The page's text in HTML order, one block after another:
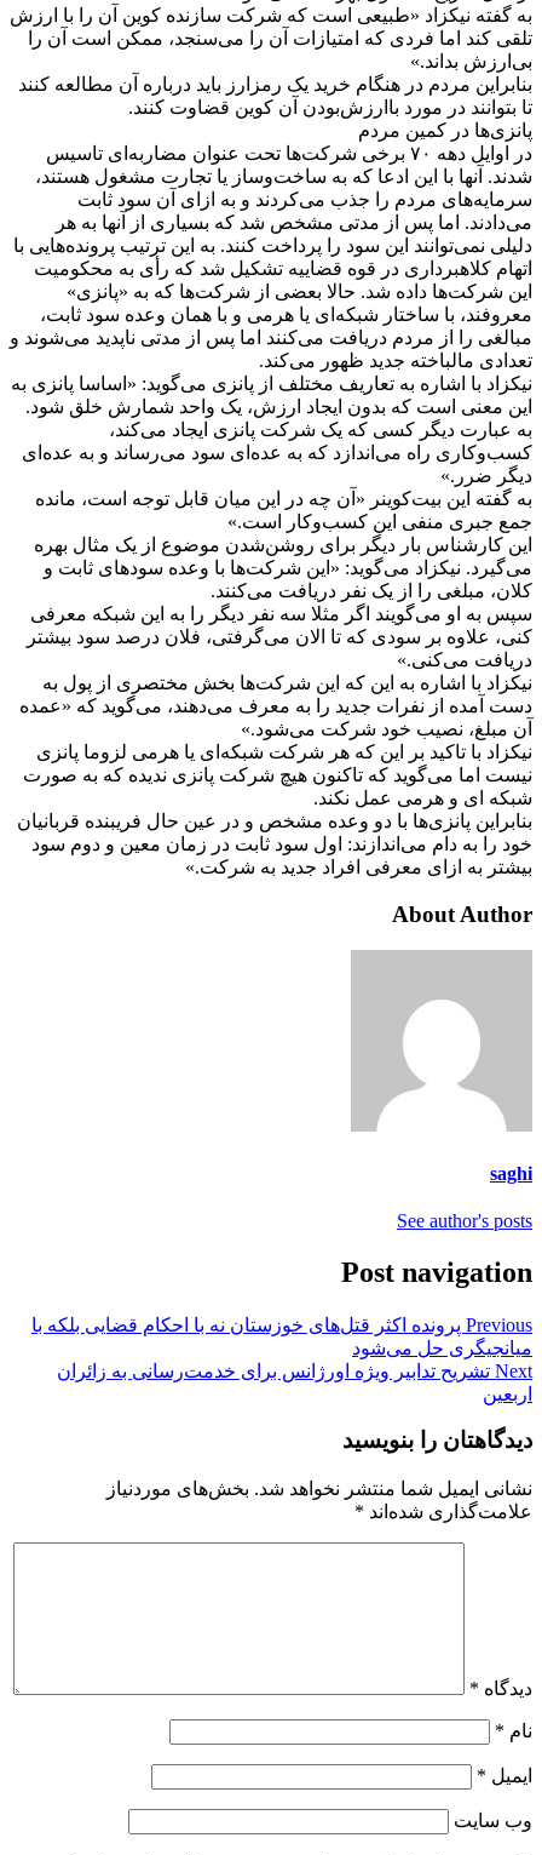
به گفته نیکزاد «طبیعی است که شرکت سازنده کوین آن را با ارزش
تلقی کند اما فردی که امتیازات آن را می‌سنجد، ممکن است آن را
بی‌ارزش بداند.»
بنابراین مردم در هنگام خرید یک رمزارز باید درباره آن مطالعه کنند
تا بتوانند در مورد باارزش‌بودن آن کوین قضاوت کنند.
پانزی‌ها در کمین مردم
در اوایل دهه ۷۰ برخی شرکت‌ها تحت عنوان مضاربه‌ای تاسیس
شدند. آنها با این ادعا که به ساخت‌وساز یا تجارت مشغول هستند،
سرمایه‌های مردم را جذب می‌کردند و به ازای آن سود ثابت
می‌دادند. اما پس از مدتی مشخص شد که بسیاری از آنها به هر
دلیلی نمی‌توانند این سود را پرداخت کنند. به این ترتیب پرونده‌هایی با
اتهام کلاهبرداری در قوه قضاییه تشکیل شد که رأی به محکومیت
این شرکت‌ها داده شد. حالا بعضی از شرکت‌ها که به «پانزی»
معروفند، با ساختار شبکه‌ای یا هرمی و با همان وعده سود ثابت،
مبالغی را از مردم دریافت می‌کنند اما پس از مدتی ناپدید می‌شوند و
تعدادی مالباخته جدید ظهور می‌کند.
نیکزاد با اشاره به تعاریف مختلف از پانزی می‌گوید: «اساسا پانزی به
این معنی است که بدون ایجاد ارزش، یک واحد شمارش خلق شود.
به عبارت دیگر کسی که یک شرکت پانزی ایجاد می‌کند،
کسب‌وکاری راه می‌اندازد که به عده‌ای سود می‌رساند و به عده‌ای
دیگر ضرر.»
به گفته این بیت‌کوینر «آن‌ چه در این میان قابل توجه است، مانده
جمع جبری منفی این کسب‌وکار است.»
این کارشناس بار دیگر برای روشن‌شدن موضوع از یک مثال بهره
می‌گیرد. نیکزاد می‌گوید: «این شرکت‌ها با وعده سودهای ثابت و
کلان، مبلغی را از یک نفر دریافت می‌کنند.
سپس به او می‌گویند اگر مثلا سه نفر دیگر را به این شبکه معرفی
کنی، علاوه بر سودی که تا الان می‌گرفتی، فلان درصد سود بیشتر
دریافت می‌کنی.»
نیکزاد با اشاره به این که این شرکت‌ها بخش مختصری از پول به
دست آمده از نفرات جدید را به معرف می‌دهند، می‌گوید که «عمده
آن مبلغ، نصیب خود شرکت می‌شود.»
نیکزاد با تاکید بر این که هر شرکت شبکه‌ای یا هرمی لزوما پانزی
نیست اما می‌گوید که تاکنون هیچ شرکت پانزی ندیده که به صورت
شبکه ای و هرمی عمل نکند.
بنابراین پانزی‌ها با دو وعده مشخص و در عین حال فریبنده قربانیان
خود را به دام می‌اندازند: اول سود ثابت در زمان معین و دوم سود
بیشتر به‌ ازای معرفی افراد جدید به شرکت.»
About Author
saghi
See author's posts
Post navigation
Previous پرونده اکثر قتل‌های خوزستان نه با احکام قضایی بلکه با
میانجیگری حل می‌شود
Next تشریح تدابیر ویژه اورژانس برای خدمت‌رسانی به زائران
اربعین
دیدگاهتان را بنویسید
نشانی ایمیل شما منتشر نخواهد شد. بخش‌های موردنیاز
علامت‌گذاری شده‌اند *
دیدگاه *
نام *
ایمیل *
وب‌ سایت